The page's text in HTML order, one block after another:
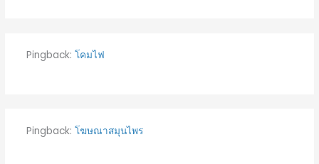
Pingback: โคมไฟ
Pingback: โฆษณาสมุนไพร